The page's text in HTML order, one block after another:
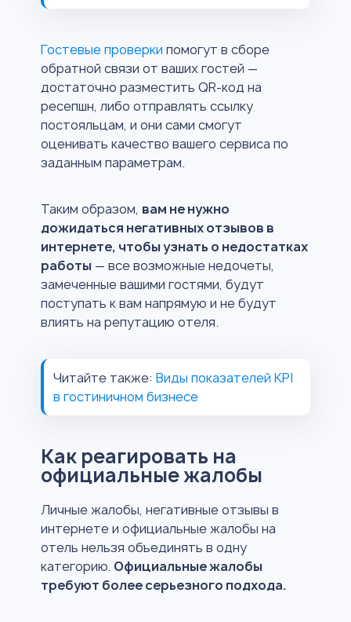
Гостевые проверки помогут в сборе
обратной связи от ваших гостей —
достаточно разместить QR-код на
ресепшн, либо отправлять ссылку
постояльцам, и они сами смогут
оценивать качество вашего сервиса по
заданным параметрам.
Таким образом, вам не нужно
дожидаться негативных отзывов в
интернете, чтобы узнать о недостатках
работы — все возможные недочеты,
замеченные вашими гостями, будут
поступать к вам напрямую и не будут
влиять на репутацию отеля.
Читайте также: Виды показателей KPI
в гостиничном бизнесе
Как реагировать на
официальные жалобы
Личные жалобы, негативные отзывы в
интернете и официальные жалобы на
отель нельзя объединять в одну
категорию. Официальные жалобы
требуют более серьезного подхода.